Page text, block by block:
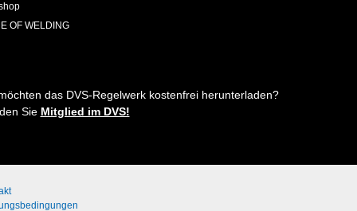
OF WELDING
das DVS-Regelwerk kostenfrei herunterladen?
Sie Mitglied im DVS!